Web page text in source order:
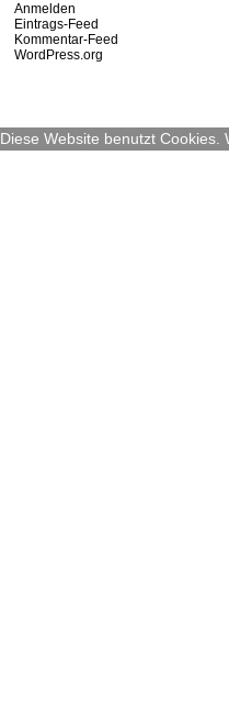
Anmelden
Eintrags-Feed
Kommentar-Feed
WordPress.org
Diese Website benutzt